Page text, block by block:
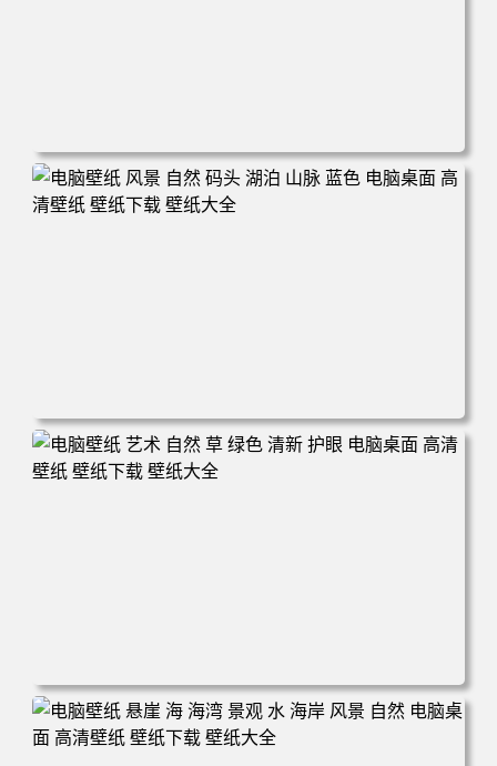
电脑壁纸 自然 天空 风景 火山 喷发 烟雾 艺术 山脉 电脑桌
面 高清壁纸 壁纸下载 壁纸大全
电脑壁纸 风景 自然 码头 湖泊 山脉 蓝色 电脑桌面 高清壁纸
壁纸下载 壁纸大全
电脑壁纸 艺术 自然 草 绿色 清新 护眼 电脑桌面 高清壁纸
壁纸下载 壁纸大全